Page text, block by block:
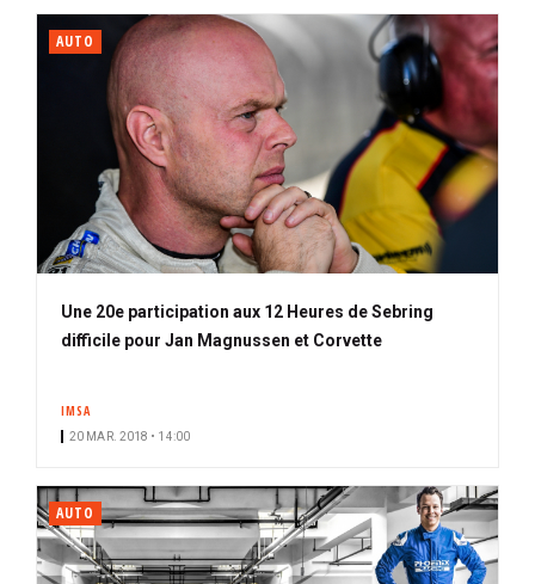
AUTO
Une 20e participation aux 12 Heures de Sebring
difficile pour Jan Magnussen et Corvette
IMSA
20 MAR. 2018 • 14:00
AUTO